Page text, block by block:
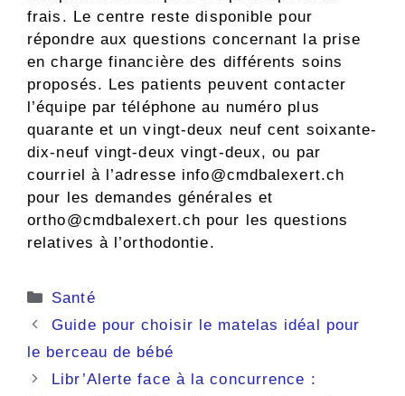
frais. Le centre reste disponible pour
répondre aux questions concernant la prise
en charge financière des différents soins
proposés. Les patients peuvent contacter
l’équipe par téléphone au numéro plus
quarante et un vingt-deux neuf cent soixante-
dix-neuf vingt-deux vingt-deux, ou par
courriel à l’adresse info@cmdbalexert.ch
pour les demandes générales et
ortho@cmdbalexert.ch pour les questions
relatives à l’orthodontie.
Catégories
Santé
Guide pour choisir le matelas idéal pour
le berceau de bébé
Libr’Alerte face à la concurrence :